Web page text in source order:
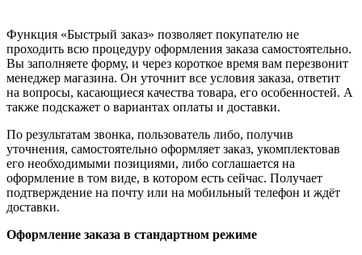
Функция «Быстрый заказ» позволяет покупателю не
проходить всю процедуру оформления заказа самостоятельно.
Вы заполняете форму, и через короткое время вам перезвонит
менеджер магазина. Он уточнит все условия заказа, ответит
на вопросы, касающиеся качества товара, его особенностей. А
также подскажет о вариантах оплаты и доставки.
По результатам звонка, пользователь либо, получив
уточнения, самостоятельно оформляет заказ, укомплектовав
его необходимыми позициями, либо соглашается на
оформление в том виде, в котором есть сейчас. Получает
подтверждение на почту или на мобильный телефон и ждёт
доставки.
Оформление заказа в стандартном режиме